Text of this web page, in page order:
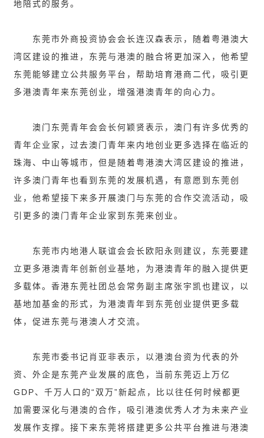
地陪式的服务。
东莞市外商投资协会会长连汉森表示，随着粤港澳大
湾区建设的推进，东莞与港澳的融合将更加深入，他希望
东莞能够建立公共服务平台，帮助培育港商二代，吸引更
多港澳青年来东莞创业，增强港澳青年的向心力。
澳门东莞青年会会长何颖贤表示，澳门有许多优秀的
青年企业家，过去澳门青年来内地创业更多选择在临近的
珠海、中山等城市，但是随着粤港澳大湾区建设的推进，
许多澳门青年也看到东莞的发展机遇，有意愿到东莞创
业，他希望接下来多开展澳门与东莞的合作交流活动，吸
引更多的澳门青年企业家到东莞来创业。
东莞市内地港人联谊会会长欧阳永则建议，东莞要建
立更多港澳青年创新创业基地，为港澳青年的融入提供更
多载体。香港东莞社团总会常务副主席张宇凯也建议，以
基地加基金的形式，为港澳青年到东莞创业提供更多载
体，促进东莞与港澳人才交流。
东莞市委书记肖亚非表示，以港澳台资为代表的外
资、外企是东莞产业发展的底色，当前东莞迈上万亿
GDP、千万人口的“双万”新起点，比以往任何时候都更
加需要深化与港澳的合作，吸引港澳优秀人才为未来产业
发展作支撑。接下来东莞将搭建更多公共平台推进与港澳